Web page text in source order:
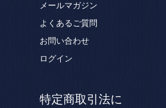
メールマガジン
よくあるご質問
お問い合わせ
ログイン
特定商取引法に